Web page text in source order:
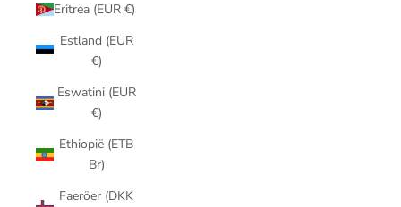
Eritrea (EUR €)
Estland (EUR
€)
Eswatini (EUR
€)
Ethiopië (ETB
Br)
Faeröer (DKK